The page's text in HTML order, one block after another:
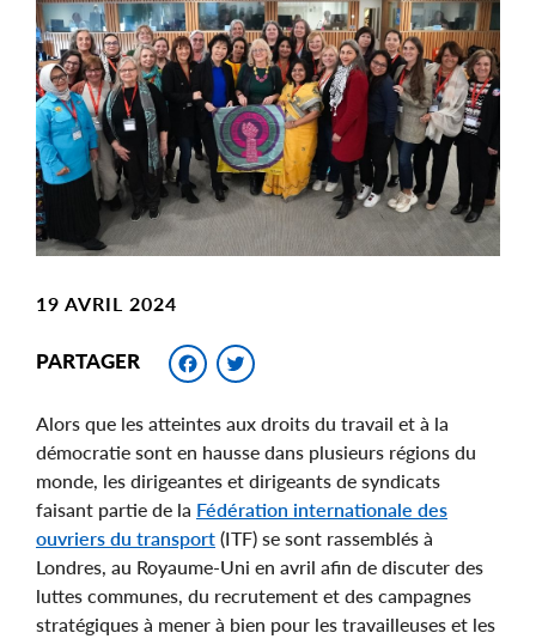
Main
Image
Image
19 AVRIL 2024
PARTAGER Facebook
Alors que les atteintes aux droits du travail et à la
démocratie sont en hausse dans plusieurs régions du
monde, les dirigeantes et dirigeants de syndicats
faisant partie de la Fédération internationale des
ouvriers du transport (ITF) se sont rassemblés à
Londres, au Royaume-Uni en avril afin de discuter des
luttes communes, du recrutement et des campagnes
stratégiques à mener à bien pour les travailleuses et les